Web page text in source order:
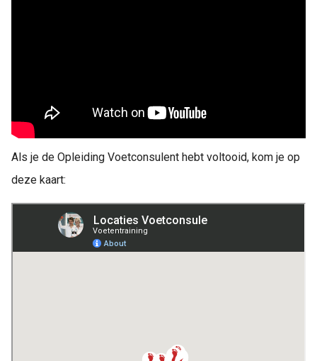
Als je de Opleiding Voetconsulent hebt voltooid, kom je op
deze kaart: